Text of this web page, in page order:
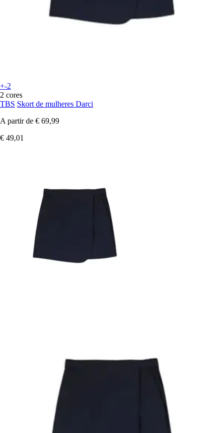
+-2
2 cores
TBS Skort de mulheres Darci
A partir de € 69,99
€ 49,01